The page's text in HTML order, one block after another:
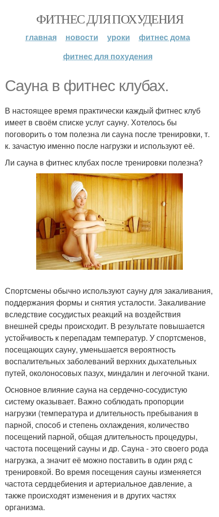
ФИТНЕС ДЛЯ ПОХУДЕНИЯ
главная новости уроки
фитнес дома
фитнес для похудения
Сауна в фитнес клубах.
В настоящее время практически каждый фитнес клуб
имеет в своём списке услуг сауну. Хотелось бы
поговорить о том полезна ли сауна после тренировки, т.
к. зачастую именно после нагрузки и используют её.
Ли сауна в фитнес клубах после тренировки полезна?
Спортсмены обычно используют сауну для закаливания,
поддержания формы и снятия усталости. Закаливание
вследствие сосудистых реакций на воздействия
внешней среды происходит. В результате повышается
устойчивость к перепадам температур. У спортсменов,
посещающих сауну, уменьшается вероятность
воспалительных заболеваний верхних дыхательных
путей, околоносовых пазух, миндалин и легочной ткани.
Основное влияние сауна на сердечно-сосудистую
систему оказывает. Важно соблюдать пропорции
нагрузки (температура и длительность пребывания в
парной, способ и степень охлаждения, количество
посещений парной, общая длительность процедуры,
частота посещений сауны и др. Сауна - это своего рода
нагрузка, а значит её можно поставить в один ряд с
тренировкой. Во время посещения сауны изменяется
частота сердцебиения и артериальное давление, а
также происходят изменения и в других частях
организма.